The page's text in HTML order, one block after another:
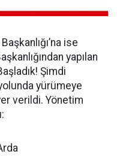
ise
yapılan
Şimdi
yürümeye
verildi. Yönetim